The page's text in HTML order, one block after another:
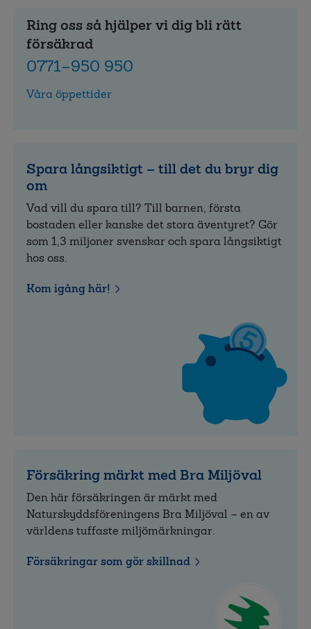
Ring oss så hjälper vi dig bli rätt
försäkrad
0771–950 950
Våra öppettider
Spara långsiktigt – till det du bryr dig
om
Vad vill du spara till? Till barnen, första
bostaden eller kanske det stora äventyret? Gör
som 1,3 miljoner svenskar och spara långsiktigt
hos oss.
Kom igång här!
Försäkring märkt med Bra Miljöval
Den här försäkringen är märkt med
Naturskyddsföreningens Bra Miljöval – en av
världens tuffaste miljömärkningar.
Försäkringar som gör skillnad